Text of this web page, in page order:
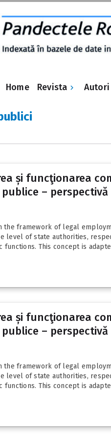
Home Revista Autori
și funcţionarea
– perspectivă
framework of legal
level of state authorities,
This concept is
și funcţionarea
– perspectivă
framework of legal
level of state authorities,
This concept is